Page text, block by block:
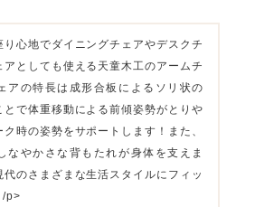
心地でダイニングチェアやデスクチ
アとしても使える天童木工のアームチ
アの特長は成形合板によるソリ状の
とで体重移動による前傾姿勢がとりや
時の姿勢をサポートします！また、
なやかさな背もたれが身体を支えま
のさまざまな生活スタイルにフィッ
/p>